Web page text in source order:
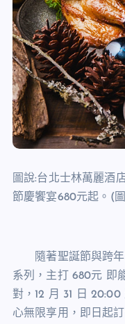
圖說:台北士林萬麗酒
節慶饗宴680元起。 ( 圖
隨著聖誕節與跨年
系列，主打
680元 即
對， 12 月 31 日 20:00
心無限享用，即日起